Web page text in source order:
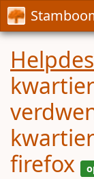
firefox